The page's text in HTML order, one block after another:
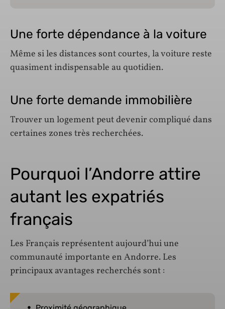
Une forte dépendance à la voiture
Même si les distances sont courtes, la voiture reste
quasiment indispensable au quotidien.
Une forte demande immobilière
Trouver un logement peut devenir compliqué dans
certaines zones très recherchées.
Pourquoi l’Andorre attire
autant les expatriés
français
Les Français représentent aujourd’hui une
communauté importante en Andorre. Les
principaux avantages recherchés sont :